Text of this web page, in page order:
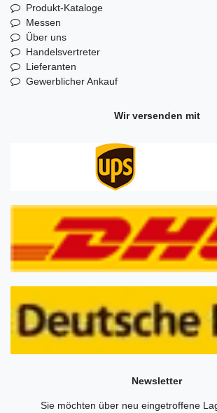
Produkt-Kataloge
Messen
Über uns
Handelsvertreter
Lieferanten
Gewerblicher Ankauf
Wir versenden mit
Newsletter
Sie möchten über neu eingetroffene